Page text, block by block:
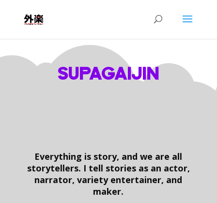
SUPAGAIJIN
Everything is story, and we are all
storytellers. I tell stories as an actor,
narrator,variety entertainer, and
maker.